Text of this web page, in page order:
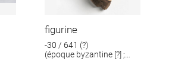
figurine
-30 / 641 (?)
(époque byzantine [?] ;